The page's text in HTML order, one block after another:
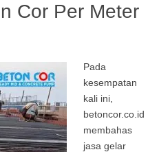
Cor Per Meter
Pada
kesempatan
kali ini,
betoncor.co.id
membahas
jasa gelar